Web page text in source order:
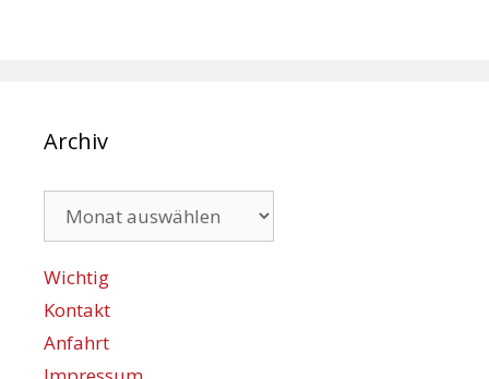
Archiv
Wichtig
Kontakt
Anfahrt